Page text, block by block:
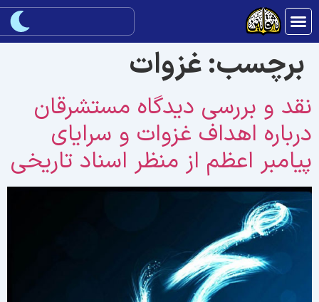
برچسب:غزوات
و بررسی دیدگاه مستشرقان
اهداف غزوات و سرایای
اعظم از منظر اسناد تاریخی